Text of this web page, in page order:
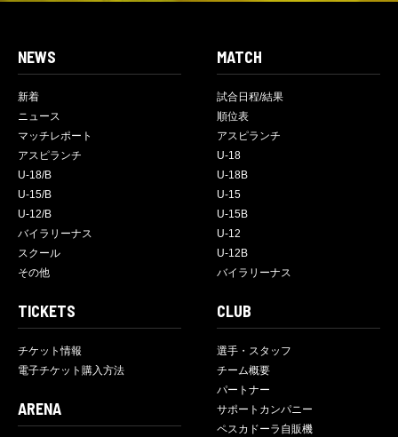
NEWS
新着
ニュース
マッチレポート
アスピランチ
U-18/B
U-15/B
U-12/B
バイラリーナス
スクール
その他
MATCH
試合日程/結果
順位表
アスピランチ
U-18
U-18B
U-15
U-15B
U-12
U-12B
バイラリーナス
TICKETS
チケット情報
電子チケット購入方法
ARENA
CLUB
選手・スタッフ
チーム概要
パートナー
サポートカンパニー
ペスカドーラ自販機